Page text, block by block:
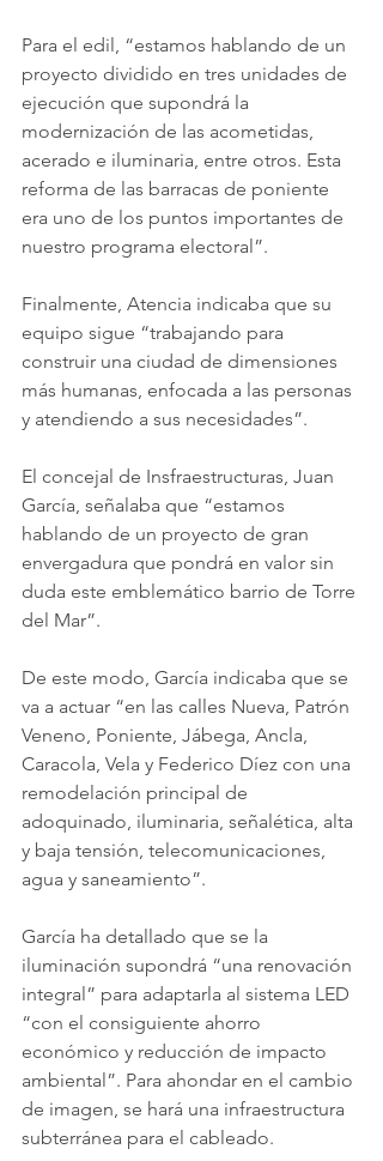
Para el edil, “estamos hablando de un
proyecto dividido en tres unidades de
ejecución que supondrá la
modernización de las acometidas,
acerado e iluminaria, entre otros. Esta
reforma de las barracas de poniente
era uno de los puntos importantes de
nuestro programa electoral”.
Finalmente, Atencia indicaba que su
equipo sigue “trabajando para
construir una ciudad de dimensiones
más humanas, enfocada a las personas
y atendiendo a sus necesidades”.
El concejal de Insfraestructuras, Juan
García, señalaba que “estamos
hablando de un proyecto de gran
envergadura que pondrá en valor sin
duda este emblemático barrio de Torre
del Mar”.
De este modo, García indicaba que se
va a actuar “en las calles Nueva, Patrón
Veneno, Poniente, Jábega, Ancla,
Caracola, Vela y Federico Díez con una
remodelación principal de
adoquinado, iluminaria, señalética, alta
y baja tensión, telecomunicaciones,
agua y saneamiento”.
García ha detallado que se la
iluminación supondrá “una renovación
integral” para adaptarla al sistema LED
“con el consiguiente ahorro
económico y reducción de impacto
ambiental”. Para ahondar en el cambio
de imagen, se hará una infraestructura
subterránea para el cableado.